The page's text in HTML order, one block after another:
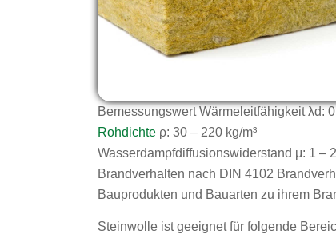
Bemessungswert Wärmeleitfähigkeit λd:
Rohdichte ρ: 30 – 220 kg/m³
Wasserdampfdiffusionswiderstand μ: 1 – 2
Brandverhalten nach DIN 4102
Bauprodukten und Bauarten zu ihrem
Steinwolle ist geeignet für folgende